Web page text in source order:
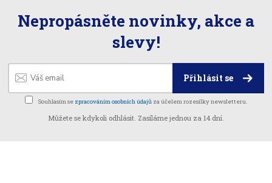
Nepropásněte novinky, akce a
slevy!
Přihlásit se
Souhlasím se zpracováním osobních údajů za účelem rozesílky newsletteru.
Můžete se kdykoli odhlásit. Zasíláme jednou za 14 dní.